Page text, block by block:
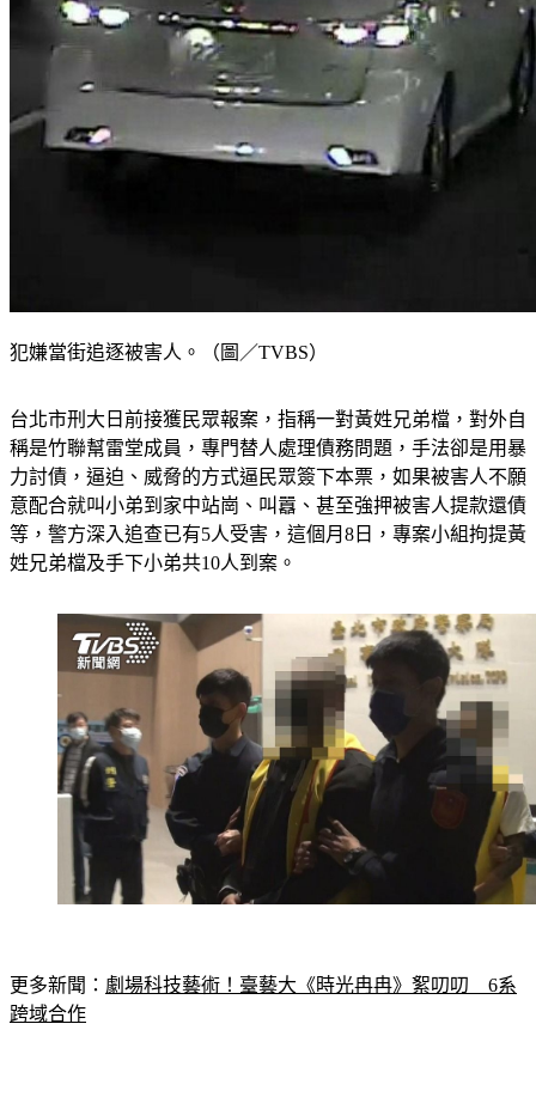
犯嫌當街追逐被害人。（圖／TVBS）
台北市刑大日前接獲民眾報案，指稱一對黃姓兄弟檔，對外自
稱是竹聯幫雷堂成員，專門替人處理債務問題，手法卻是用暴
力討債，逼迫、威脅的方式逼民眾簽下本票，如果被害人不願
意配合就叫小弟到家中站崗、叫囂、甚至強押被害人提款還債
等，警方深入追查已有5人受害，這個月8日，專案小組拘提黃
姓兄弟檔及手下小弟共10人到案。
更多新聞： 劇場科技藝術！臺藝大《時光冉冉》絮叨叨　6系
跨域合作